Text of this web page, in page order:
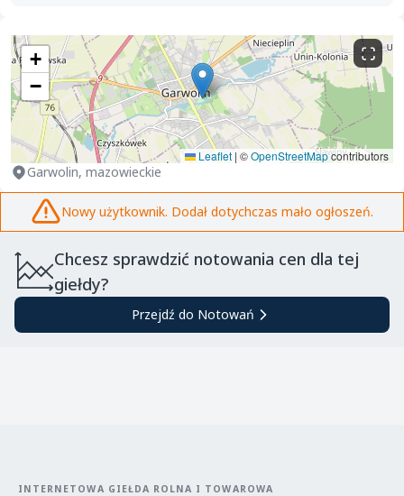
+
−
Leaflet | ©OpenStreetMapcontributors
Garwolin, mazowieckie
Nowy użytkownik. Dodał dotychczas mało ogłoszeń.
Chcesz sprawdzić notowania cen dla tej
giełdy?
Przejdź do Notowań
INTERNETOWA GIEŁDA ROLNA I TOWAROWA